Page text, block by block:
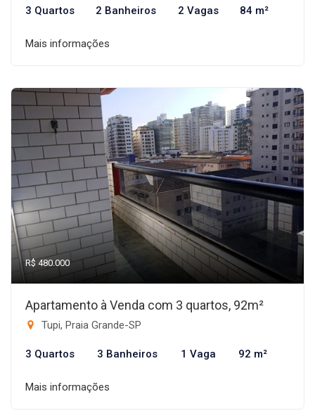
3 Quartos 2 Banheiros 2 Vagas 84 m²
Mais informações
R$ 480.000
Apartamento à Venda com 3 quartos, 92m²
Tupi, Praia Grande-SP
3 Quartos 3 Banheiros 1 Vaga 92 m²
Mais informações